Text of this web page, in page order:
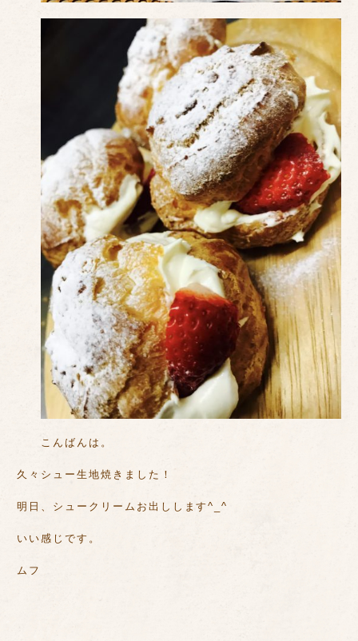
こんばんは。
久々シュー生地焼きました！
明日、シュークリームお出しします^_^
いい感じです。
ムフ